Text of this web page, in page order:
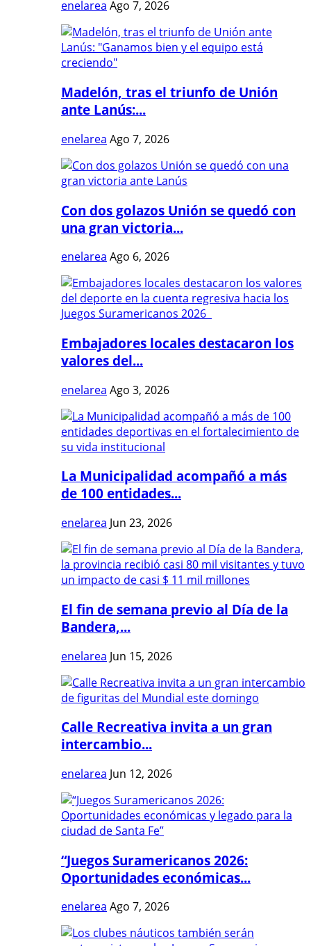
enelarea Ago 7, 2026
Madelón, tras el triunfo de Unión
ante Lanús:...
enelarea Ago 7, 2026
Con dos golazos Unión se quedó con
una gran victoria...
enelarea Ago 6, 2026
Embajadores locales destacaron los
valores del...
enelarea Ago 3, 2026
La Municipalidad acompañó a más
de 100 entidades...
enelarea Jun 23, 2026
El fin de semana previo al Día de la
Bandera,...
enelarea Jun 15, 2026
Calle Recreativa invita a un gran
intercambio...
enelarea Jun 12, 2026
“Juegos Suramericanos 2026:
Oportunidades económicas...
enelarea Ago 7, 2026